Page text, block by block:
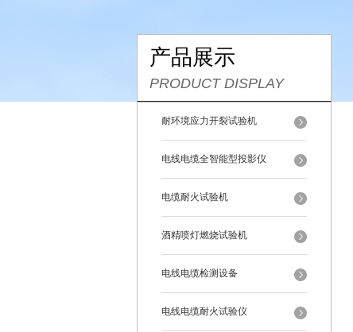
产品展示
PRODUCT DISPLAY
耐环境应力开裂试验机
电线电缆全智能型投影仪
电缆耐火试验机
酒精喷灯燃烧试验机
电线电缆检测设备
电线电缆耐火试验仪